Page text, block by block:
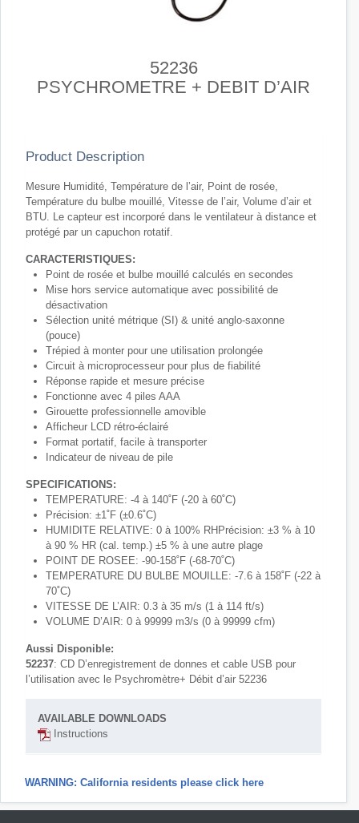
52236
PSYCHROMETRE + DEBIT D’AIR
Product Description
Mesure Humidité, Température de l’air, Point de rosée,
Température du bulbe mouillé, Vitesse de l’air, Volume d’air et
BTU. Le capteur est incorporé dans le ventilateur à distance et
protégé par un capuchon rotatif.
CARACTERISTIQUES:
Point de rosée et bulbe mouillé calculés en secondes
Mise hors service automatique avec possibilité de
désactivation
Sélection unité métrique (SI) & unité anglo-saxonne
(pouce)
Trépied à monter pour une utilisation prolongée
Circuit à microprocesseur pour plus de fiabilité
Réponse rapide et mesure précise
Fonctionne avec 4 piles AAA
Girouette professionnelle amovible
Afficheur LCD rétro-éclairé
Format portatif, facile à transporter
Indicateur de niveau de pile
SPECIFICATIONS:
TEMPERATURE: -4 à 140˚F (-20 à 60˚C)
Précision: ±1˚F (±0.6˚C)
HUMIDITE RELATIVE: 0 à 100% RHPrécision: ±3 % à 10
à 90 % HR (cal. temp.) ±5 % à une autre plage
POINT DE ROSEE: -90-158˚F (-68-70˚C)
TEMPERATURE DU BULBE MOUILLE: -7.6 à 158˚F (-22 à
70˚C)
VITESSE DE L’AIR: 0.3 à 35 m/s (1 à 114 ft/s)
VOLUME D’AIR: 0 à 99999 m3/s (0 à 99999 cfm)
Aussi Disponible:
52237: CD D’enregistrement de donnes et cable USB pour
l’utilisation avec le Psychromètre+ Débit d’air 52236
AVAILABLE DOWNLOADS
Instructions
WARNING: California residents please click here